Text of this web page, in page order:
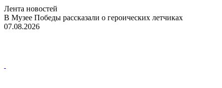
Лента новостей
В Музее Победы рассказали о героических летчиках
07.08.2026